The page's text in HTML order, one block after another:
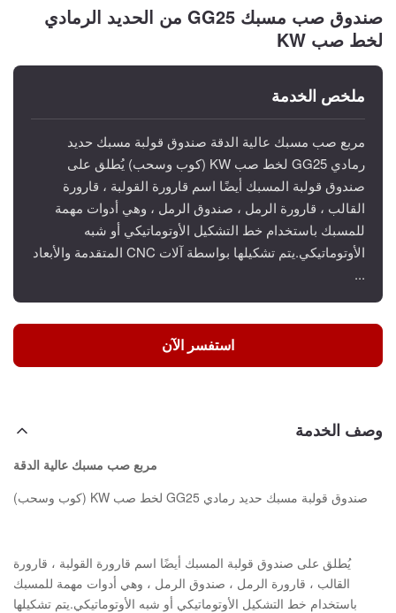
صندوق صب مسبك GG25 من الحديد الرمادي
لخط صب KW
ملخص الخدمة
مربع صب مسبك عالية الدقة صندوق قولبة مسبك حديد
رمادي GG25 لخط صب KW (كوب وسحب) يُطلق على
صندوق قولبة المسبك أيضًا اسم قارورة القولبة ، قارورة
القالب ، قارورة الرمل ، صندوق الرمل ، وهي أدوات مهمة
للمسبك باستخدام خط التشكيل الأوتوماتيكي أو شبه
الأوتوماتيكي.يتم تشكيلها بواسطة آلات CNC المتقدمة والأبعاد
...
استفسر الآن
وصف الخدمة
مربع صب مسبك عالية الدقة
صندوق قولبة مسبك حديد رمادي GG25 لخط صب KW (كوب وسحب)
يُطلق على صندوق قولبة المسبك أيضًا اسم قارورة القولبة ، قارورة
القالب ، قارورة الرمل ، صندوق الرمل ، وهي أدوات مهمة للمسبك
باستخدام خط التشكيل الأوتوماتيكي أو شبه الأوتوماتيكي.يتم تشكيلها